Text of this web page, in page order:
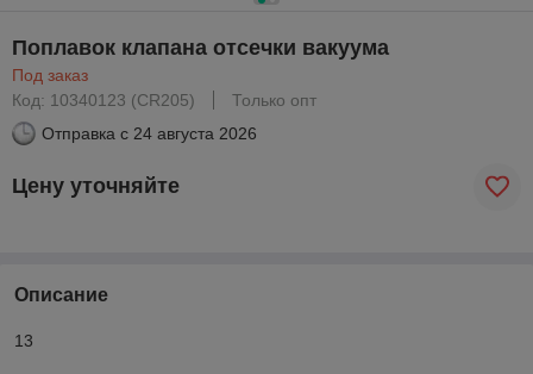
Поплавок клапана отсечки вакуума
Под заказ
Код: 10340123 (CR205)
Только опт
Отправка с 24 августа 2026
Цену уточняйте
Описание
13